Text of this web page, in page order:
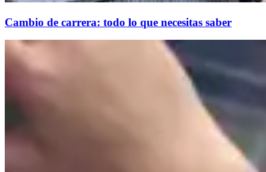
Cambio de carrera: todo lo que necesitas saber